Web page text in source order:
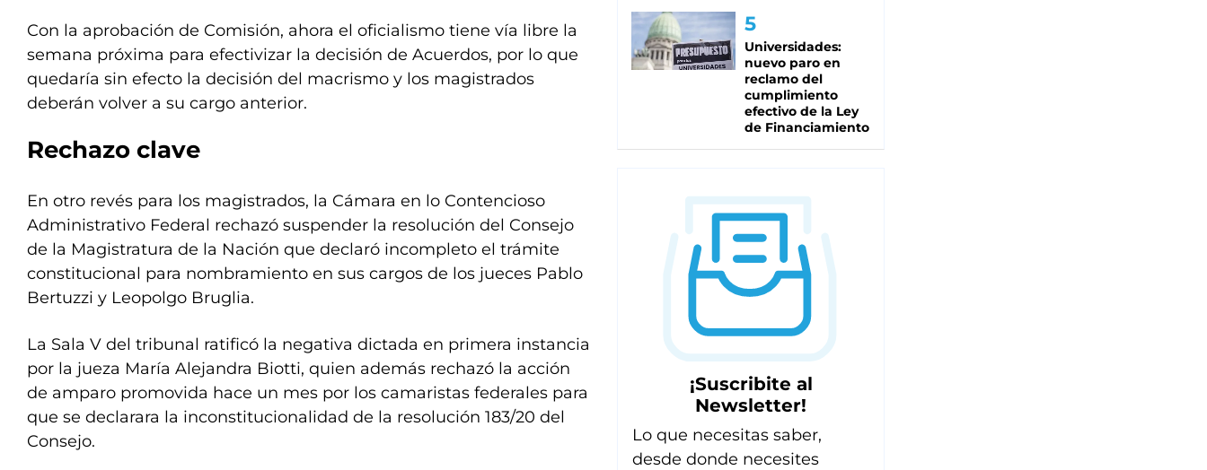
Con la aprobación de Comisión, ahora el oficialismo tiene vía libre la
semana próxima para efectivizar la decisión de Acuerdos, por lo que
quedaría sin efecto la decisión del macrismo y los magistrados
deberán volver a su cargo anterior.
Rechazo clave
En otro revés para los magistrados, la Cámara en lo Contencioso
Administrativo Federal rechazó suspender la resolución del Consejo
de la Magistratura de la Nación que declaró incompleto el trámite
constitucional para nombramiento en sus cargos de los jueces Pablo
Bertuzzi y Leopolgo Bruglia.
La Sala V del tribunal ratificó la negativa dictada en primera instancia
por la jueza María Alejandra Biotti, quien además rechazó la acción
de amparo promovida hace un mes por los camaristas federales para
que se declarara la inconstitucionalidad de la resolución 183/20 del
Consejo.
Universidades:
nuevo paro en
reclamo del
cumplimiento
efectivo de la Ley
de Financiamiento
¡Suscribite al
Newsletter!
Lo que necesitas saber,
desde donde necesites